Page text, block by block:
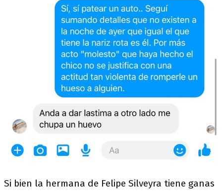
Si bien la hermana de Felipe Silveyra tiene ganas